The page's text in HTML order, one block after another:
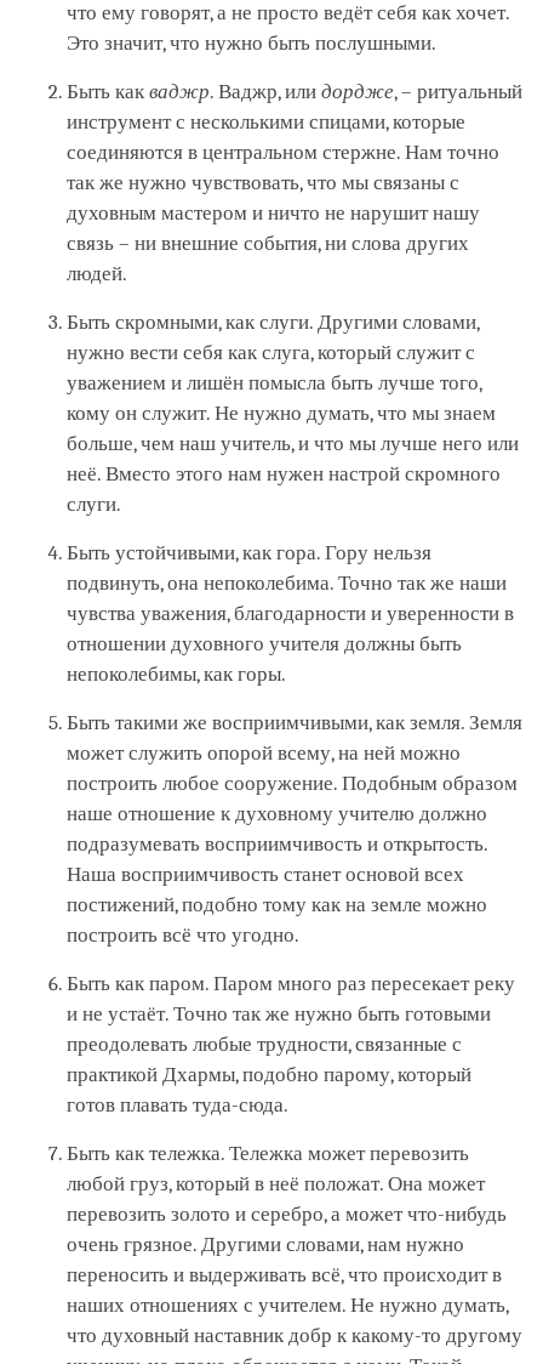
что ему говорят, а не просто ведёт себя как хочет.
Это значит, что нужно быть послушными.
Быть какваджр. Ваджр, илидордже, – ритуальный
инструмент с несколькими спицами, которые
соединяются в центральном стержне. Нам точно
так же нужно чувствовать, что мы связаны с
духовным мастером и ничто не нарушит нашу
связь – ни внешние события, ни слова других
людей.
Быть скромными, как слуги. Другими словами,
нужно вести себя как слуга, который служит с
уважением и лишён помысла быть лучше того,
кому он служит. Не нужно думать, что мы знаем
больше, чем наш учитель, и что мы лучше него или
неё. Вместо этого нам нужен настрой скромного
слуги.
Быть устойчивыми, как гора. Гору нельзя
подвинуть, она непоколебима. Точно так же наши
чувства уважения, благодарности и уверенности в
отношении духовного учителя должны быть
непоколебимы, как горы.
Быть такими же восприимчивыми, как земля. Земля
может служить опорой всему, на ней можно
построить любое сооружение. Подобным образом
наше отношение к духовному учителю должно
подразумевать восприимчивость и открытость.
Наша восприимчивость станет основой всех
постижений, подобно тому как на земле можно
построить всё что угодно.
Быть как паром. Паром много раз пересекает реку
и не устаёт. Точно так же нужно быть готовыми
преодолевать любые трудности, связанные с
практикой Дхармы, подобно парому, который
готов плавать туда-сюда.
Быть как тележка. Тележка может перевозить
любой груз, который в неё положат. Она может
перевозить золото и серебро, а может что-нибудь
очень грязное. Другими словами, нам нужно
переносить и выдерживать всё, что происходит в
наших отношениях с учителем. Не нужно думать,
что духовный наставник добр к какому-то другому